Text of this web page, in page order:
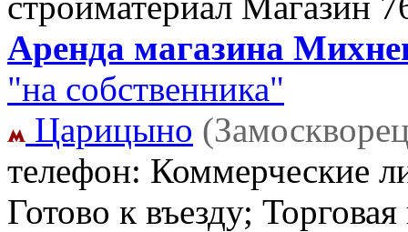
Аренда магазина
"на собственника"
Царицыно
телефон: Коммерческие
Готово к въезду;